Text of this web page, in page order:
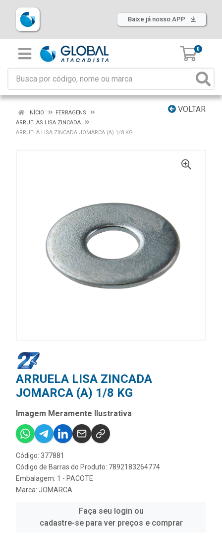
Baixe já nosso APP
0
VOLTAR
INÍCIO
FERRAGENS
ARRUELAS LISA ZINCADA
ARRUELA LISA ZINCADA JOMARCA (A) 1/8 KG
ARRUELA LISA ZINCADA
JOMARCA (A) 1/8 KG
Imagem Meramente Ilustrativa
Código: 377881
Código de Barras do Produto: 7892183264774
Embalagem: 1 - PACOTE
Marca: JOMARCA
Faça seu login ou
cadastre-se para ver preços e comprar